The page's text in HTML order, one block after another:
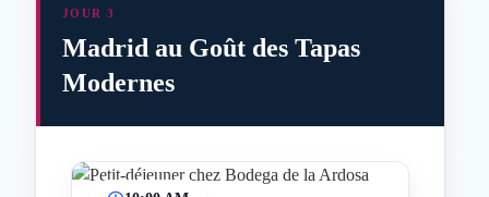
JOUR 3
Madrid au Goût des Tapas
Modernes